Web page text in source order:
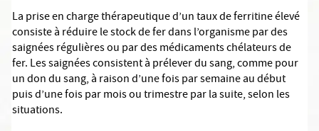
La prise en charge thérapeutique d’un taux de ferritine élevé
consiste à réduire le stock de fer dans l’organisme par des
saignées régulières ou par des médicaments chélateurs de
fer. Les saignées consistent à prélever du sang, comme pour
un don du sang, à raison d’une fois par semaine au début
puis d’une fois par mois ou trimestre par la suite, selon les
situations.